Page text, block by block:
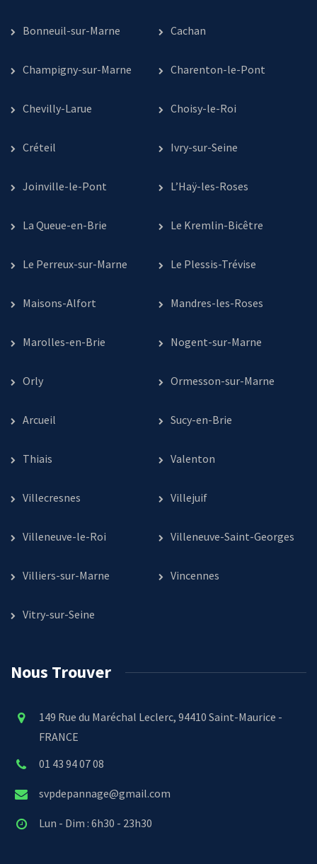
Bonneuil-sur-Marne Cachan
Champigny-sur-Marne Charenton-le-Pont
Chevilly-Larue Choisy-le-Roi
Créteil Ivry-sur-Seine
Joinville-le-Pont L’Haÿ-les-Roses
La Queue-en-Brie Le Kremlin-Bicêtre
Le Perreux-sur-Marne Le Plessis-Trévise
Maisons-Alfort Mandres-les-Roses
Marolles-en-Brie Nogent-sur-Marne
Orly Ormesson-sur-Marne
Arcueil Sucy-en-Brie
Thiais Valenton
Villecresnes Villejuif
Villeneuve-le-Roi Villeneuve-Saint-Georges
Villiers-sur-Marne Vincennes
Vitry-sur-Seine
Nous Trouver
149 Rue du Maréchal Leclerc, 94410 Saint-Maurice -
FRANCE
01 43 94 07 08
svpdepannage@gmail.com
Lun - Dim : 6h30 - 23h30